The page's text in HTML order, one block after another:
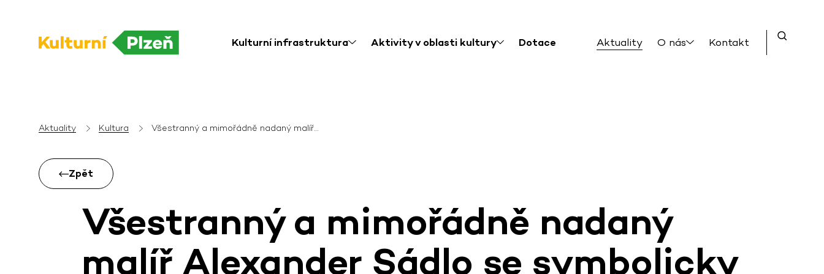
Kulturní infrastruktura Aktivity v oblasti kultury Dotace Aktuality O nás Kontakt
Aktuality Kultura Všestranný a mimořádně nadaný malíř…
Zpět
Všestranný a mimořádně nadaný
malíř Alexander Sádlo se symbolicky